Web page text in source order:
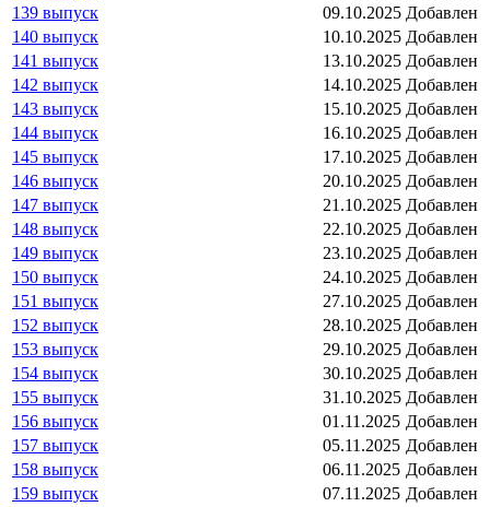
139 выпуск
09.10.2025 Добавлен
140 выпуск
10.10.2025 Добавлен
141 выпуск
13.10.2025 Добавлен
142 выпуск
14.10.2025 Добавлен
143 выпуск
15.10.2025 Добавлен
144 выпуск
16.10.2025 Добавлен
145 выпуск
17.10.2025 Добавлен
146 выпуск
20.10.2025 Добавлен
147 выпуск
21.10.2025 Добавлен
148 выпуск
22.10.2025 Добавлен
149 выпуск
23.10.2025 Добавлен
150 выпуск
24.10.2025 Добавлен
151 выпуск
27.10.2025 Добавлен
152 выпуск
28.10.2025 Добавлен
153 выпуск
29.10.2025 Добавлен
154 выпуск
30.10.2025 Добавлен
155 выпуск
31.10.2025 Добавлен
156 выпуск
01.11.2025 Добавлен
157 выпуск
05.11.2025 Добавлен
158 выпуск
06.11.2025 Добавлен
159 выпуск
07.11.2025 Добавлен